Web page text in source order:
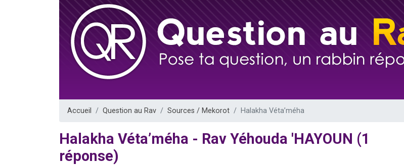
30 personnes viennent de faire un don pour Sauvez la jambe de Yohan
Il reste 49 places pour étudier en groupe sur Zoom
12 nouvelles musiques dans Torah-Box Music
3 personnes viennent de nous rejoindre sur WhatsApp
2 personnes viennent de nous rejoindre sur WhatsApp
Accueil Question au Rav Sources / Mekorot Halakha Véta’méha
Halakha Véta’méha - Rav Yéhouda 'HAYOUN (1
réponse)